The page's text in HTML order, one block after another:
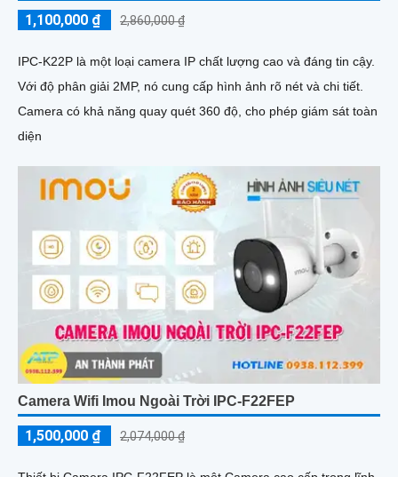
1,100,000 ₫ 2,860,000 ₫
IPC-K22P là một loại camera IP chất lượng cao và đáng tin cậy.
Với độ phân giải 2MP, nó cung cấp hình ảnh rõ nét và chi tiết.
Camera có khả năng quay quét 360 độ, cho phép giám sát toàn
diện
Camera Wifi Imou Ngoài Trời IPC-F22FEP
1,500,000 ₫ 2,074,000 ₫